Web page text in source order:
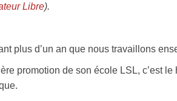
Libre).
plus d’un an que nous travaillons
promotion de son école LSL, c’est